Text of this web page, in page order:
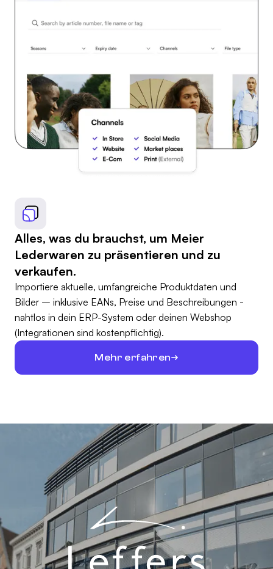
Alles, was du brauchst, um Meier
Lederwaren zu präsentieren und zu
verkaufen.
Importiere aktuelle, umfangreiche Produktdaten und
Bilder – inklusive EANs, Preise und Beschreibungen -
nahtlos in dein ERP-System oder deinen Webshop
(Integrationen sind kostenpflichtig).
Mehr erfahren